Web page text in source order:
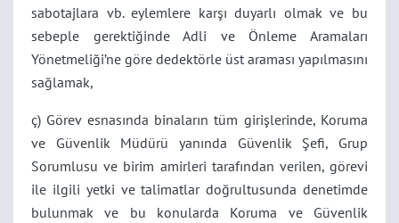
sabotajlara vb. eylemlere karşı duyarlı olmak ve bu
sebeple gerektiğinde Adli ve Önleme Aramaları
Yönetmeliği’ne göre dedektörle üst araması yapılmasını
sağlamak,
ç) Görev esnasında binaların tüm girişlerinde, Koruma
ve Güvenlik Müdürü yanında Güvenlik Şefi, Grup
Sorumlusu ve birim amirleri tarafından verilen, görevi
ile ilgili yetki ve talimatlar doğrultusunda denetimde
bulunmak ve bu konularda Koruma ve Güvenlik